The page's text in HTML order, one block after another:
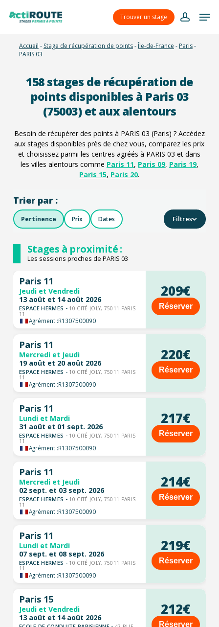
Trouver un stage
account
Accueil - Stage de récupération de points-Île-de-France - Paris-
PARIS 03
158stages de récupération de
points disponibles à Paris 03
(75003) et aux alentours
Besoin de récupérer des points à PARIS 03 (Paris) ? Accédez
aux stages disponibles près de chez vous, comparez les prix
et choisissez parmi les centres agréés à PARIS 03 et dans
les villes alentours comme Paris 11, Paris 09, Paris 19,
Paris 15, Paris 20.
Trier par :
Pertinence Prix Dates Filtres
Stages à proximité :
Les sessions proches de PARIS 03
Paris 11
Jeudi et Vendredi
13 août et 14 août 2026
ESPACE HERMES - 10 CITÉ JOLY, 75011 PARIS
11
Agrément :R1307500090
209€
Réserver
Paris 11
Mercredi et Jeudi
19 août et 20 août 2026
ESPACE HERMES - 10 CITÉ JOLY, 75011 PARIS
11
Agrément :R1307500090
220€
Réserver
Paris 11
Lundi et Mardi
31 août et 01 sept. 2026
ESPACE HERMES - 10 CITÉ JOLY, 75011 PARIS
11
Agrément :R1307500090
217€
Réserver
Paris 11
Mercredi et Jeudi
02 sept. et 03 sept. 2026
ESPACE HERMES - 10 CITÉ JOLY, 75011 PARIS
11
Agrément :R1307500090
214€
Réserver
Paris 11
Lundi et Mardi
07 sept. et 08 sept. 2026
ESPACE HERMES - 10 CITÉ JOLY, 75011 PARIS
11
Agrément :R1307500090
219€
Réserver
Paris 15
Jeudi et Vendredi
13 août et 14 août 2026
212€
Réserver